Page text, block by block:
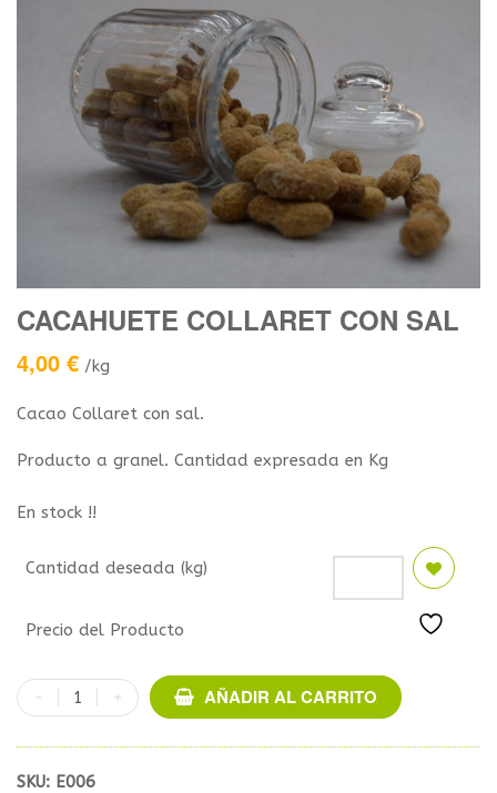
CACAHUETE COLLARET CON SAL
4,00 € /kg
Cacao Collaret con sal.
Producto a granel. Cantidad expresada en Kg
En stock !!
Cantidad deseada (kg)
Precio del Producto
AÑADIR AL CARRITO
SKU: E006